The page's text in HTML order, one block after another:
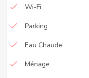
Wi-Fi
Parking
Eau Chaude
Ménage